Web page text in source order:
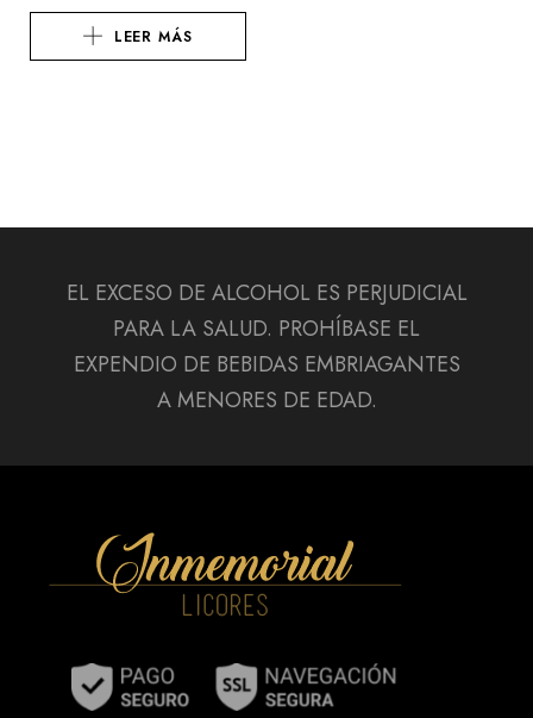
LEER MÁS
EL EXCESO DE ALCOHOL ES PERJUDICIAL
PARA LA SALUD. PROHÍBASE EL
EXPENDIO DE BEBIDAS EMBRIAGANTES
A MENORES DE EDAD.